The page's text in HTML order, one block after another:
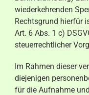
wiederkehrenden
Rechtsgrund hierfür
Art. 6 Abs. 1 c)
steuerrechtlicher
Im Rahmen dieser
diejenigen
für die Aufnahme